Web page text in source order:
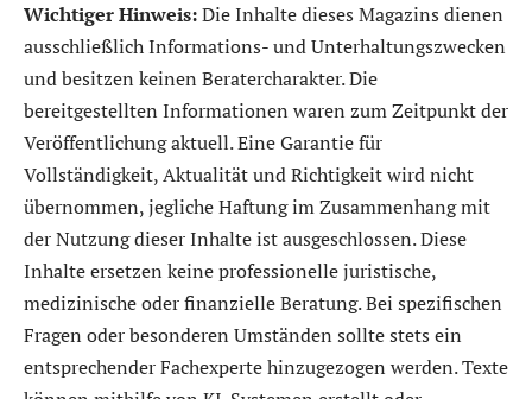
Wichtiger Hinweis:Die Inhalte dieses Magazins dienen
ausschließlich Informations- und Unterhaltungszwecken
und besitzen keinen Beratercharakter. Die
bereitgestellten Informationen waren zum Zeitpunkt der
Veröffentlichung aktuell. Eine Garantie für
Vollständigkeit, Aktualität und Richtigkeit wird nicht
übernommen, jegliche Haftung im Zusammenhang mit
der Nutzung dieser Inhalte ist ausgeschlossen. Diese
Inhalte ersetzen keine professionelle juristische,
medizinische oder finanzielle Beratung. Bei spezifischen
Fragen oder besonderen Umständen sollte stets ein
entsprechender Fachexperte hinzugezogen werden. Texte